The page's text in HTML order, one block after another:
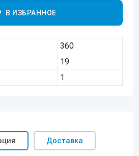
В ИЗБРАННОЕ
360
19
1
Доставка